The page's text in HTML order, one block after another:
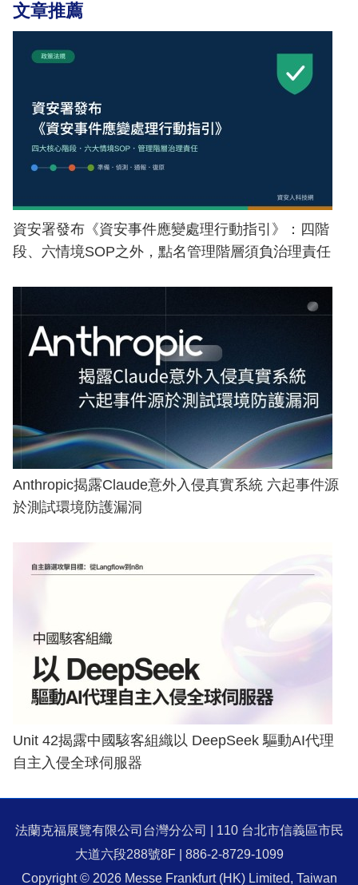
文章推薦
資安署發布《資安事件應變處理行動指引》：四階
段、六情境SOP之外，點名管理階層須負治理責任
Anthropic揭露Claude意外入侵真實系統 六起事件源
於測試環境防護漏洞
Unit 42揭露中國駭客組織以 DeepSeek 驅動AI代理
自主入侵全球伺服器
法蘭克福展覽有限公司台灣分公司 | 110 台北市信義區市民
大道六段288號8F | 886-2-8729-1099
Copyright © 2026 Messe Frankfurt (HK) Limited, Taiwan